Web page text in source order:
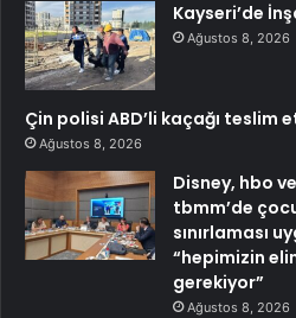
Kayseri’de
Ağustos 8, 2026
Çin polisi ABD’li kaçağı teslim
Ağustos 8, 2026
Disney, hbo
tbmm’de
sınırlaması
“hepimizin
gerekiyor”
Ağustos 8, 2026